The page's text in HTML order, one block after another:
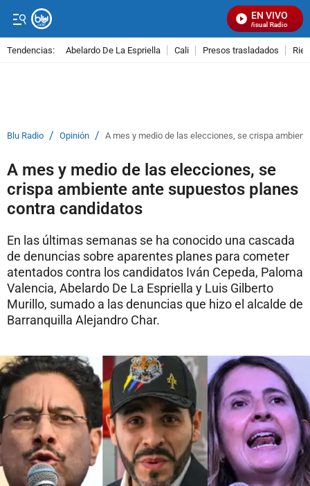
EN VIVO
Señal Visual Radio
Tendencias: Abelardo De La Espriella Cali Presos trasladados
Blu Radio / Opinión / A mes y medio de las elecciones, se crispa
A mes y medio de las elecciones, se
crispa ambiente ante supuestos planes
contra candidatos
En las últimas semanas se ha conocido una cascada
de denuncias sobre aparentes planes para cometer
atentados contra los candidatos Iván Cepeda, Paloma
Valencia, Abelardo De La Espriella y Luis Gilberto
Murillo, sumado a las denuncias que hizo el alcalde de
Barranquilla Alejandro Char.